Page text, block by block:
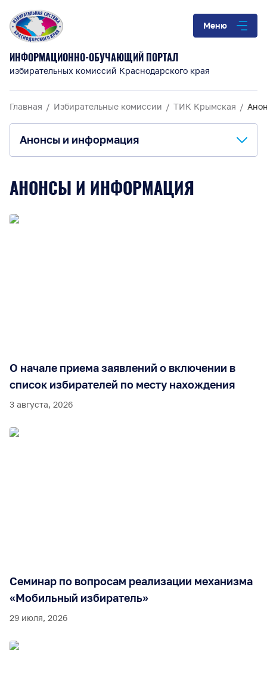
Меню
ИНФОРМАЦИОННО-ОБУЧАЮЩИЙ ПОРТАЛ
избирательных комиссий Краснодарского края
Главная Избирательные комиссии ТИК Крымская
Анонсы и информация
АНОНСЫ И ИНФОРМАЦИЯ
О начале приема заявлений о включении в
список избирателей по месту нахождения
3 августа, 2026
Семинар по вопросам реализации механизма
«Мобильный избиратель»
29 июля, 2026